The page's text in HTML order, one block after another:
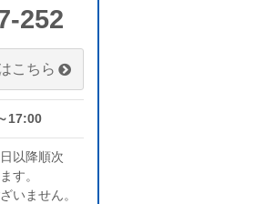
252
こちら
17:00
以降順次
す。
いません。